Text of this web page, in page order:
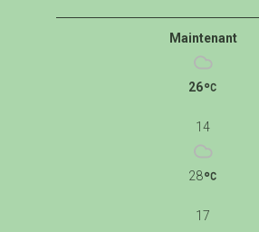
Maintenant
26
14
28
17